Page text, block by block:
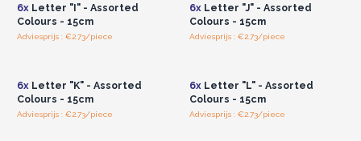
6xLetter "I" - Assorted
Colours - 15cm
Adviesprijs : €2.73/piece
6xLetter "J" - Assorted
Colours - 15cm
Adviesprijs : €2.73/piece
6xLetter "K" - Assorted
Colours - 15cm
Adviesprijs : €2.73/piece
6xLetter "L" - Assorted
Colours - 15cm
Adviesprijs : €2.73/piece